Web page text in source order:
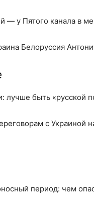
— у Пятого канала в
Белоруссия
лучше быть «русской
с Украиной
период: чем